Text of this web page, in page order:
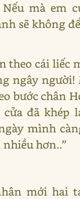
mà em
sẽ không
theo cái liếc
ngây người!
bước chân
đã khép
mình
hơn..”
mới hai